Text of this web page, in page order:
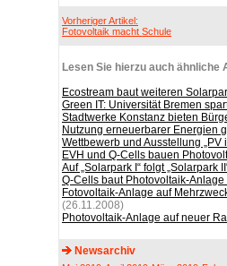
Vorheriger Artikel:
Fotovoltaik macht Schule
Lesen Sie hierzu auch ähnliche
Ecostream baut weiteren
Green IT: Universität Bremen
Stadtwerke Konstanz bieten
Nutzung erneuerbarer Energien
Wettbewerb und Ausstellung „PV
EVH und Q-Cells bauen
Auf „Solarpark I“ folgt „Solarpark
Q-Cells baut Photovoltaik-
Fotovoltaik-Anlage auf
(26.11.2008)
Photovoltaik-Anlage auf neuer
Newsarchiv